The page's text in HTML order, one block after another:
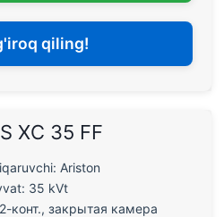
qiling!
XC 35 FF
Ariston
35 kVt
конт., закрытая камера